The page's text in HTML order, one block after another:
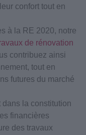
confort tout en
à la RE 2020, notre
de rénovation
contribuez ainsi
tout en
futures du marché
la constitution
financières
des travaux